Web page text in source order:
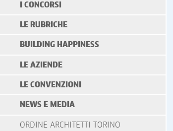
I CONCORSI
LE RUBRICHE
BUILDING HAPPINESS
LE AZIENDE
LE CONVENZIONI
NEWS E MEDIA
ORDINE ARCHITETTI TORINO